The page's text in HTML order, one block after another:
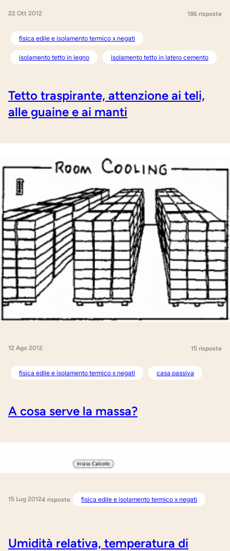
22 Ott 2012 186 risposte
fisica edile e isolamento termico x negati
isolamento tetto in legno isolamento tetto in latero cemento
Tetto traspirante, attenzione ai teli,
alle guaine e ai manti
12 Ago 2012 15 risposte
fisica edile e isolamento termico x negati casa passiva
A cosa serve la massa?
15 Lug 20124 risposte fisica edile e isolamento termico x negati
Umidità relativa, temperatura di